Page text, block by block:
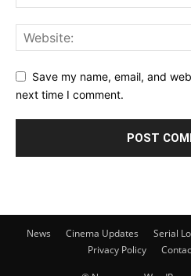
Save my name, email, and
next time I comment.
News Cinema Updates Serial
Privacy Policy